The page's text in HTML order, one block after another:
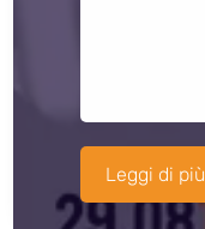
Leggi di più